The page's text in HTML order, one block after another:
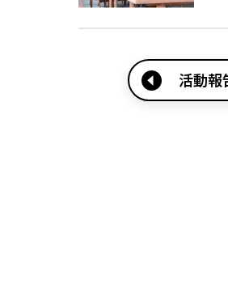
活動報